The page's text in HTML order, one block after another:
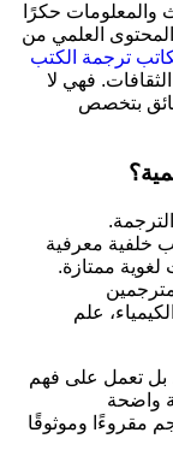
والمعلومات حكرًا
العلمي من
ترجمة الكتب
الثقافات. فهي لا
بتخصص
خلفية معرفية
لغوية ممتازة.
علم
بل تعمل على فهم
واضحة
مقروءًا وموثوقًا